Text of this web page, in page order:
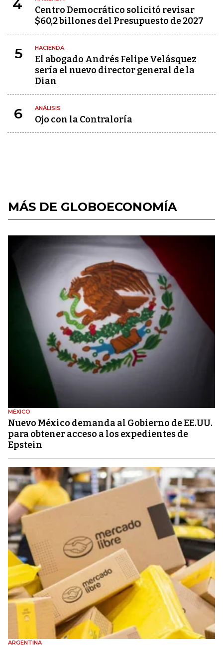
4
Centro Democrático solicitó revisar
$60,2 billones del Presupuesto de 2027
5 HACIENDA
El abogado Andrés Felipe Velásquez
sería el nuevo director general de la
Dian
6 ANÁLISIS
Ojo con la Contraloría
MÁS DE GLOBOECONOMÍA
MÉXICO
Nuevo México demanda al Gobierno de EE.UU.
para obtener acceso a los expedientes de
Epstein
ARGENTINA